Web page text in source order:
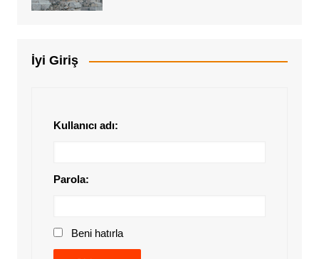
İyi Giriş
Kullanıcı adı:
Parola:
Beni hatırla